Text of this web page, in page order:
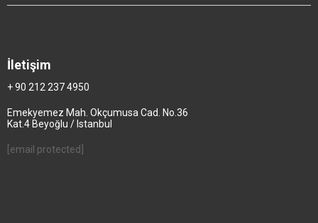
İletişim
+ 90 212 237 4950
Emekyemez Mah. Okçumusa Cad. No.36
Kat.4 Beyoğlu / Istanbul
[email protected]